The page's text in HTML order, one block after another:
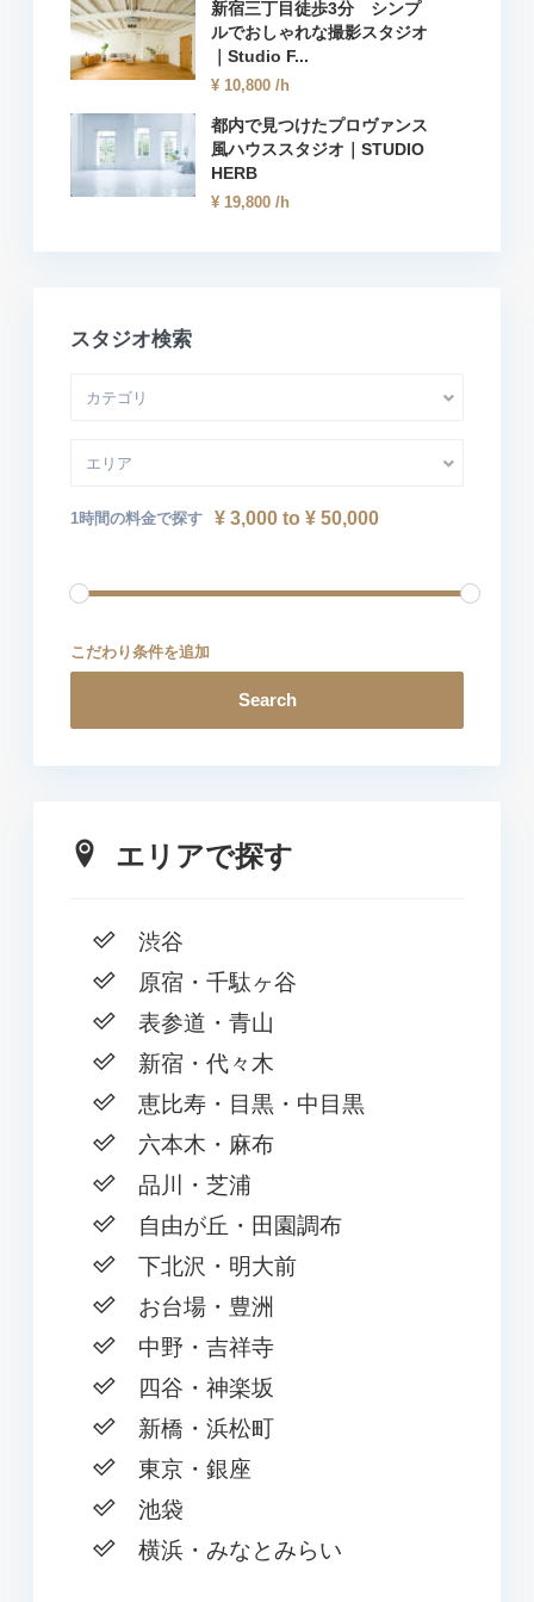
新宿三丁目徒歩3分 シンプ
ルでおしゃれな撮影スタジオ
｜Studio F...
¥ 10,800 /h
都内で見つけたプロヴァンス
風ハウススタジオ｜STUDIO
HERB
¥ 19,800 /h
スタジオ検索
カテゴリ
エリア
1時間の料金で探す ¥ 3,000 to ¥ 50,000
こだわり条件を追加
Search
エリアで探す
渋谷
原宿・千駄ヶ谷
表参道・青山
新宿・代々木
恵比寿・目黒・中目黒
六本木・麻布
品川・芝浦
自由が丘・田園調布
下北沢・明大前
お台場・豊洲
中野・吉祥寺
四谷・神楽坂
新橋・浜松町
東京・銀座
池袋
横浜・みなとみらい